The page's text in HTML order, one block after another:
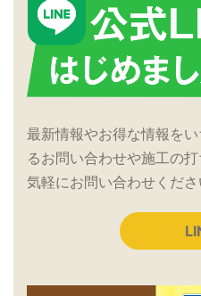
最新情報やお得な情報を
るお問い合わせや施工の
気軽にお問い合わせくださ